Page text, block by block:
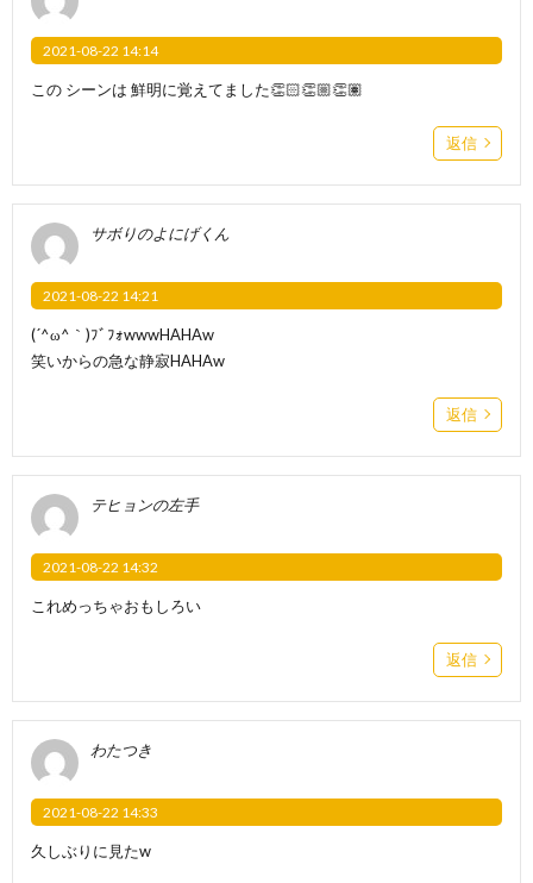
2021-08-22 14:14
この シーンは 鮮明に覚えてました👏🏻👏🏼👏🏽
返信
サボりのよにげくん
2021-08-22 14:21
(´^ω^｀)ﾌﾞﾌｫwwwHAHAw
笑いからの急な静寂HAHAw
返信
テヒョンの左手
2021-08-22 14:32
これめっちゃおもしろい
返信
わたつき
2021-08-22 14:33
久しぶりに見たw